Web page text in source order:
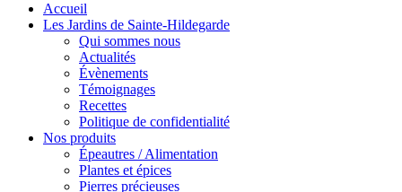
Accueil
Les Jardins de Sainte-Hildegarde
Qui sommes nous
Actualités
Évènements
Témoignages
Recettes
Politique de confidentialité
Nos produits
Épeautres / Alimentation
Plantes et épices
Pierres précieuses